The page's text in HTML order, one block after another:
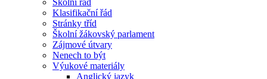
Školní řád
Klasifikační řád
Stránky tříd
Školní žákovský parlament
Zájmové útvary
Nenech to být
Výukové materiály
Anglický jazyk